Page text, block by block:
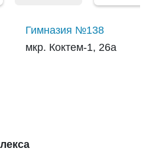
Гимназия №138
мкр. Коктем-1, 26а